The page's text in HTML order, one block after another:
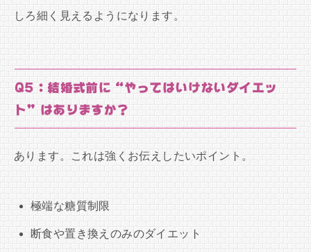
しろ細く見えるようになります。
Q5：結婚式前に“やってはいけないダイエッ
ト”はありますか？
あります。これは強くお伝えしたいポイント。
極端な糖質制限
断食や置き換えのみのダイエット